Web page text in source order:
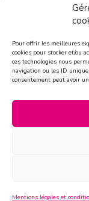
Pour offrir les meilleures
cookies pour stocker et/ou
ces technologies nous
navigation ou les ID
consentement peut avoir
Mentions légales et
Mungo